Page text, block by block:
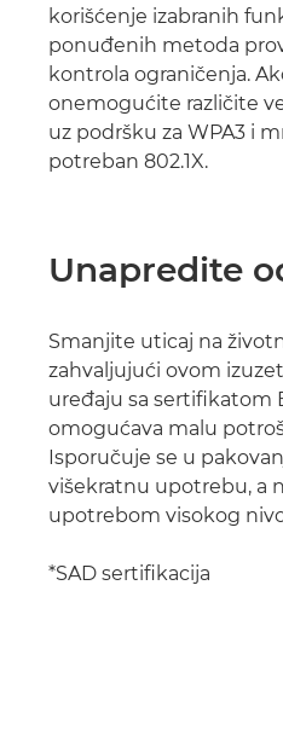
korišćenje izabranih
ponuđenih metoda
kontrola ograničenja.
onemogućite različite
uz podršku za WPA3 i
potreban 802.1X.
Unapredite
Smanjite uticaj na
zahvaljujući ovom
uređaju sa sertifikatom
omogućava malu
Isporučuje se u
višekratnu upotrebu, a
upotrebom visokog
*SAD sertifikacija